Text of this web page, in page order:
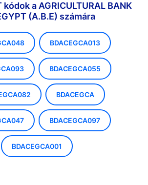
kódok a AGRICULTURAL BANK
(A.B.E) számára
BDACEGCA013
BDACEGCA055
BDACEGCA
BDACEGCA097
BDACEGCA001